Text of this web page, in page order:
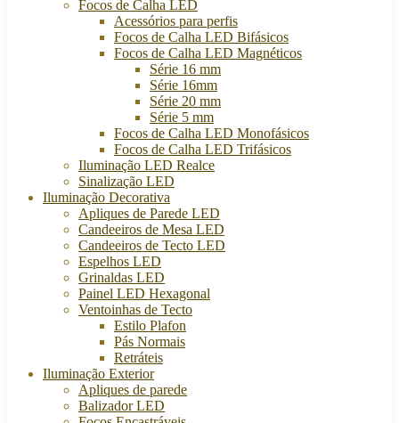
Focos de Calha LED
Acessórios para perfis
Focos de Calha LED Bifásicos
Focos de Calha LED Magnéticos
Série 16 mm
Série 16mm
Série 20 mm
Série 5 mm
Focos de Calha LED Monofásicos
Focos de Calha LED Trifásicos
Iluminação LED Realce
Sinalização LED
Iluminação Decorativa
Apliques de Parede LED
Candeeiros de Mesa LED
Candeeiros de Tecto LED
Espelhos LED
Grinaldas LED
Painel LED Hexagonal
Ventoinhas de Tecto
Estilo Plafon
Pás Normais
Retráteis
Iluminação Exterior
Apliques de parede
Balizador LED